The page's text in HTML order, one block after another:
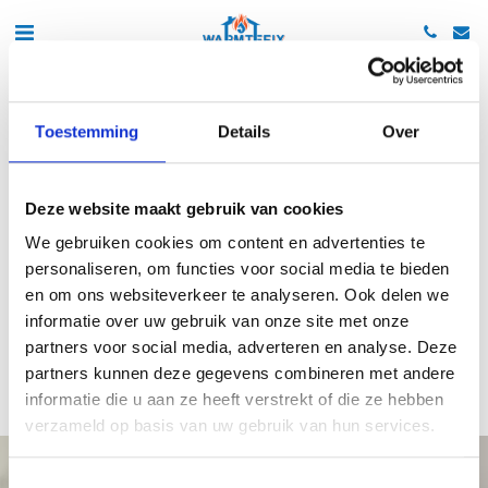
Toestemming Details Over
Deze website maakt gebruik van cookies
We gebruiken cookies om content en advertenties te
personaliseren, om functies voor social media te bieden
en om ons websiteverkeer te analyseren. Ook delen we
informatie over uw gebruik van onze site met onze
partners voor social media, adverteren en analyse. Deze
partners kunnen deze gegevens combineren met andere
informatie die u aan ze heeft verstrekt of die ze hebben
verzameld op basis van uw gebruik van hun services.
Heb je een storing?
Storing aan je verwarming of heb je geen
warm water?
Bel of app ons 24/7:
085-0609942